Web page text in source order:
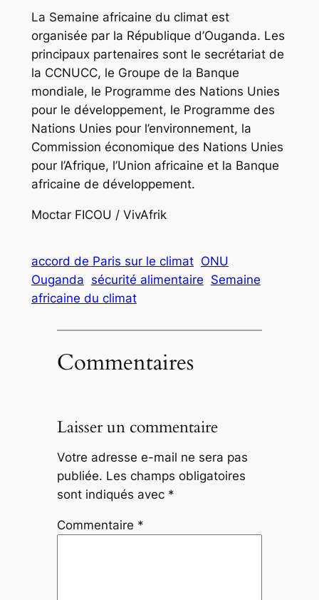
La Semaine africaine du climat est
organisée par la République d’Ouganda. Les
principaux partenaires sont le secrétariat de
la CCNUCC, le Groupe de la Banque
mondiale, le Programme des Nations Unies
pour le développement, le Programme des
Nations Unies pour l’environnement, la
Commission économique des Nations Unies
pour l’Afrique, l’Union africaine et la Banque
africaine de développement.
Moctar FICOU / VivAfrik
accord de Paris sur le climat ONU
Ouganda sécurité alimentaire Semaine
africaine du climat
Commentaires
Laisser un commentaire
Votre adresse e-mail ne sera pas
publiée. Les champs obligatoires
sont indiqués avec *
Commentaire *